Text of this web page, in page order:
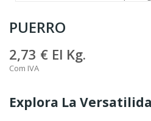
PUERRO
2,73 € El Kg.
Com IVA
Explora La